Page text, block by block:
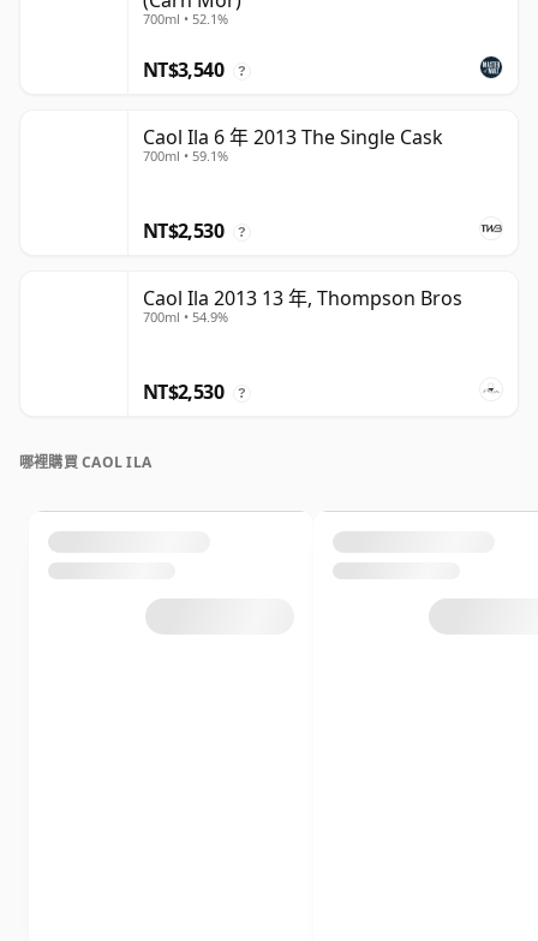
700ml • 52.1%
NT$3,540 ?
Caol Ila 6 年 2013 The Single Cask
700ml • 59.1%
NT$2,530 ?
Caol Ila 2013 13 年, Thompson Bros
700ml • 54.9%
NT$2,530 ?
哪裡購買 CAOL ILA